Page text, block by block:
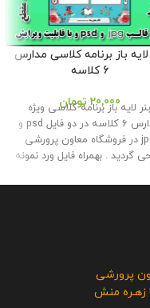
لایه باز برنامه کلاسی مدارس
6 کلاسه
20,000 تومان
بنر لایه باز برنامه کلاسی ویژه
مدارس 6 کلاسه در دو فایل psd و
jpg در فروشگاه معاون پرورشی
گردید . بهمراه فایل ورد نمونه
کاغذ . حجم فايل : 21 مگابايت اندازه
استفاده هستند و مورد رضایت ما
باشد .
راهنمای استفاده :
در طرح خام بوده و برای کاهش
پرورشی
زهـره منش